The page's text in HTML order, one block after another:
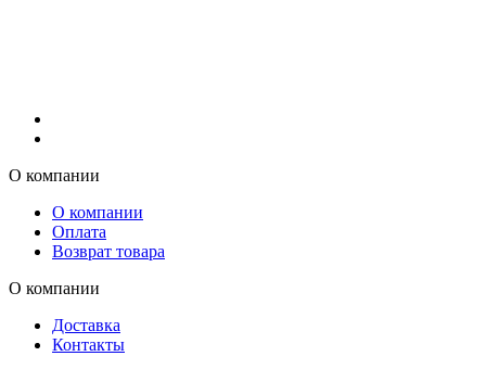
О компании
О компании
Оплата
Возврат товара
О компании
Доставка
Контакты